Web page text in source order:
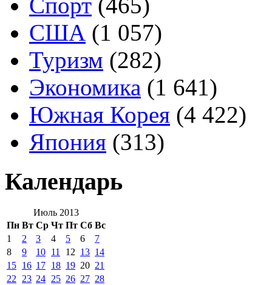
Спорт (465)
США (1 057)
Туризм (282)
Экономика (1 641)
Южная Корея (4 422)
Япония (313)
Календарь
Июль 2013
Пн Вт Ср Чт Пт Сб Вс
1 2 3 4 5 6
7
8
9 10 11 12 13 14
15 16 17 18 19 20 21
22
23 24 25 26 27 28